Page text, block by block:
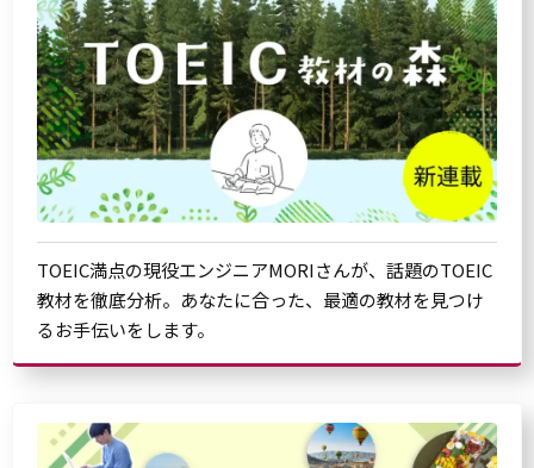
TOEIC満点の現役エンジニアMORIさんが、話題のTOEIC
教材を徹底分析。あなたに合った、最適の教材を見つけ
るお手伝いをします。